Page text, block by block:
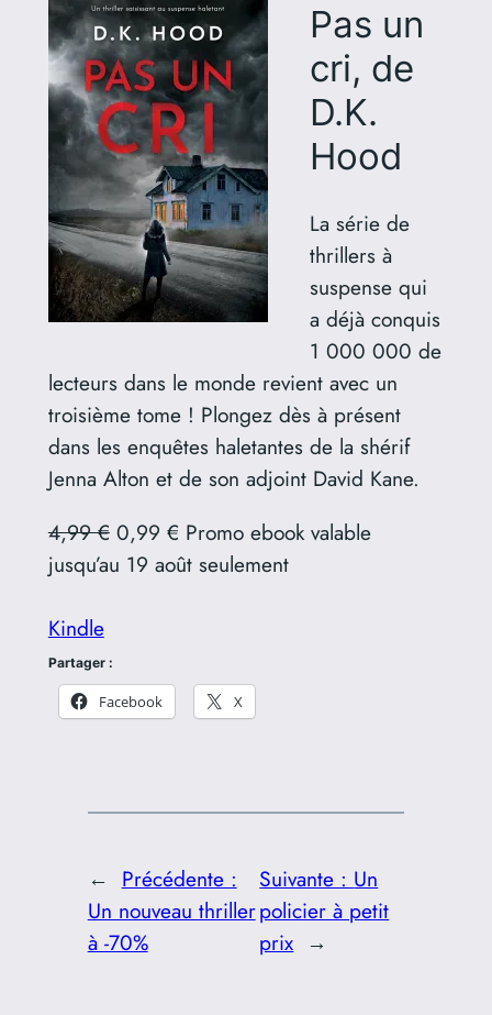
Pas un
cri, de
D.K.
Hood
La série de
thrillers à
suspense qui
a déjà conquis
1 000 000 de
lecteurs dans le monde revient avec un
troisième tome ! Plongez dès à présent
dans les enquêtes haletantes de la shérif
Jenna Alton et de son adjoint David Kane.
4,99 €0,99 € Promo ebook valable
jusqu’au 19 août seulement
Kindle
Partager :
Facebook X
← Précédente :
Un nouveau thriller
à -70%
Suivante : Un
policier à petit
prix →